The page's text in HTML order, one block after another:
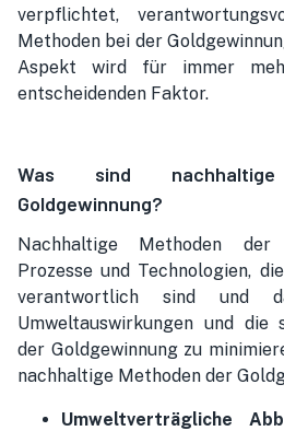
verpflichtet,
Methoden bei der
Aspekt wird für immer
entscheidenden Faktor.
Was sind
Goldgewinnung?
Nachhaltige Methoden der
Prozesse und Technologien,
verantwortlich sind und
Umweltauswirkungen und die
der Goldgewinnung zu
nachhaltige Methoden der
Umweltverträgliche